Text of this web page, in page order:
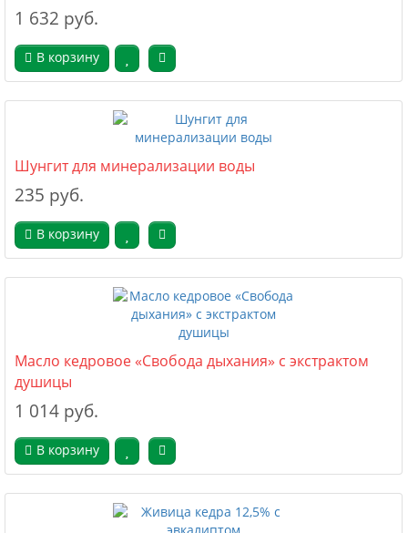
1 632 руб.
В корзину
Шунгит для минерализации воды
235 руб.
В корзину
Масло кедровое «Свобода дыхания» с экстрактом
душицы
1 014 руб.
В корзину